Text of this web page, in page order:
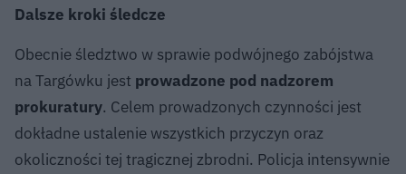
Dalsze kroki śledcze
Obecnie śledztwo w sprawie podwójnego zabójstwa
na Targówku jest prowadzone pod nadzorem
prokuratury. Celem prowadzonych czynności jest
dokładne ustalenie wszystkich przyczyn oraz
okoliczności tej tragicznej zbrodni. Policja intensywnie